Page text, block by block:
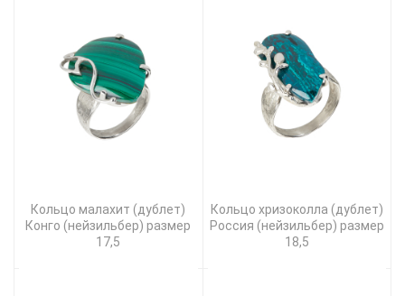
Кольцо малахит (дублет)
Конго (нейзильбер) размер
17,5
Кольцо хризоколла (дублет)
Россия (нейзильбер) размер
18,5